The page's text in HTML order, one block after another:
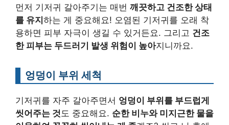
먼저 기저귀 갈아주기는 매번 깨끗하고 건조한 상태
를 유지 하는 게 중요해요! 오염된 기저귀를 오래 착
용하면 피부 자극이 생길 수 있거든요. 그리고 건조
한 피부는 두드러기 발생 위험이 높아지니까요.
엉덩이 부위 세척
기저귀를 자주 갈아주면서 엉덩이 부위를 부드럽게
씻어주는 것도 중요해요. 순한 비누와 미지근한 물을